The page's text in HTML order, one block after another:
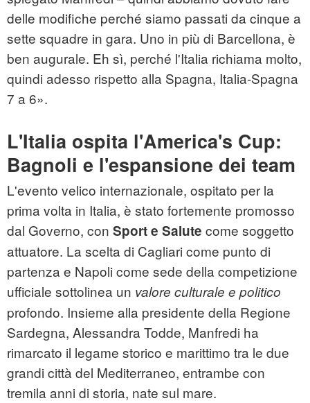
delle modifiche perché siamo passati da cinque a
sette squadre in gara. Uno in più di Barcellona, è
ben augurale. Eh sì, perché l'Italia richiama molto,
quindi adesso rispetto alla Spagna, Italia‑Spagna
7 a 6».
L'Italia ospita l'America's Cup:
Bagnoli e l'espansione dei team
L'evento velico internazionale, ospitato per la
prima volta in Italia, è stato fortemente promosso
dal Governo, con Sport e Salute come soggetto
attuatore. La scelta di Cagliari come punto di
partenza e Napoli come sede della competizione
ufficiale sottolinea un valore culturale e politico
profondo. Insieme alla presidente della Regione
Sardegna, Alessandra Todde, Manfredi ha
rimarcato il legame storico e marittimo tra le due
grandi città del Mediterraneo, entrambe con
tremila anni di storia, nate sul mare.